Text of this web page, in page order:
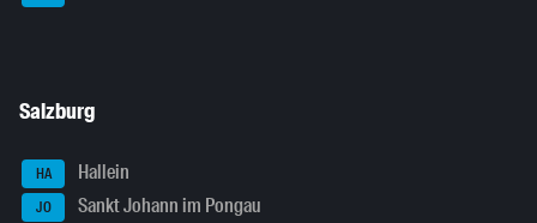
Salzburg
HA Hallein
JO Sankt Johann im Pongau